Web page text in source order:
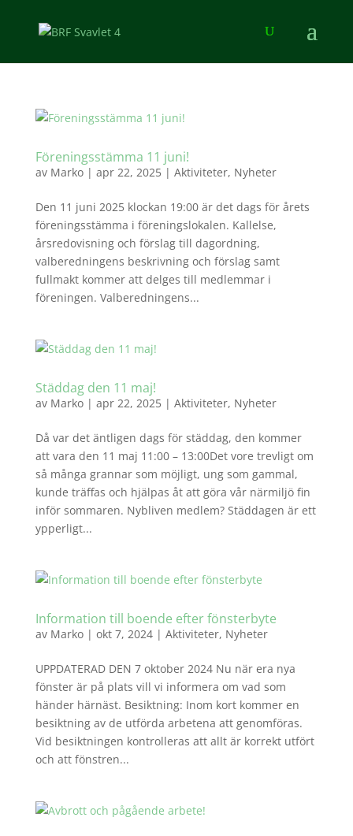
Föreningsstämma 11 juni!
av Marko| apr 22, 2025| Aktiviteter, Nyheter
Den 11 juni 2025 klockan 19:00 är det dags för årets
föreningsstämma i föreningslokalen. Kallelse,
årsredovisning och förslag till dagordning,
valberedningens beskrivning och förslag samt
fullmakt kommer att delges till medlemmar i
föreningen. Valberedningens...
Städdag den 11 maj!
av Marko| apr 22, 2025| Aktiviteter, Nyheter
Då var det äntligen dags för städdag, den kommer
att vara den 11 maj 11:00 – 13:00Det vore trevligt om
så många grannar som möjligt, ung som gammal,
kunde träffas och hjälpas åt att göra vår närmiljö fin
inför sommaren. Nybliven medlem? Städdagen är ett
ypperligt...
Information till boende efter fönsterbyte
av Marko| okt 7, 2024| Aktiviteter, Nyheter
UPPDATERAD DEN 7 oktober 2024 Nu när era nya
fönster är på plats vill vi informera om vad som
händer härnäst. Besiktning: Inom kort kommer en
besiktning av de utförda arbetena att genomföras.
Vid besiktningen kontrolleras att allt är korrekt utfört
och att fönstren...